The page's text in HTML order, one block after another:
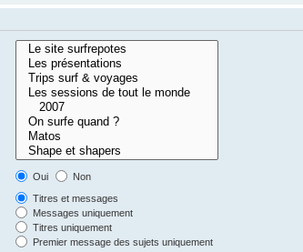
Oui
Non
Titres et messages
Messages uniquement
Titres uniquement
Premier message des sujets uniquement